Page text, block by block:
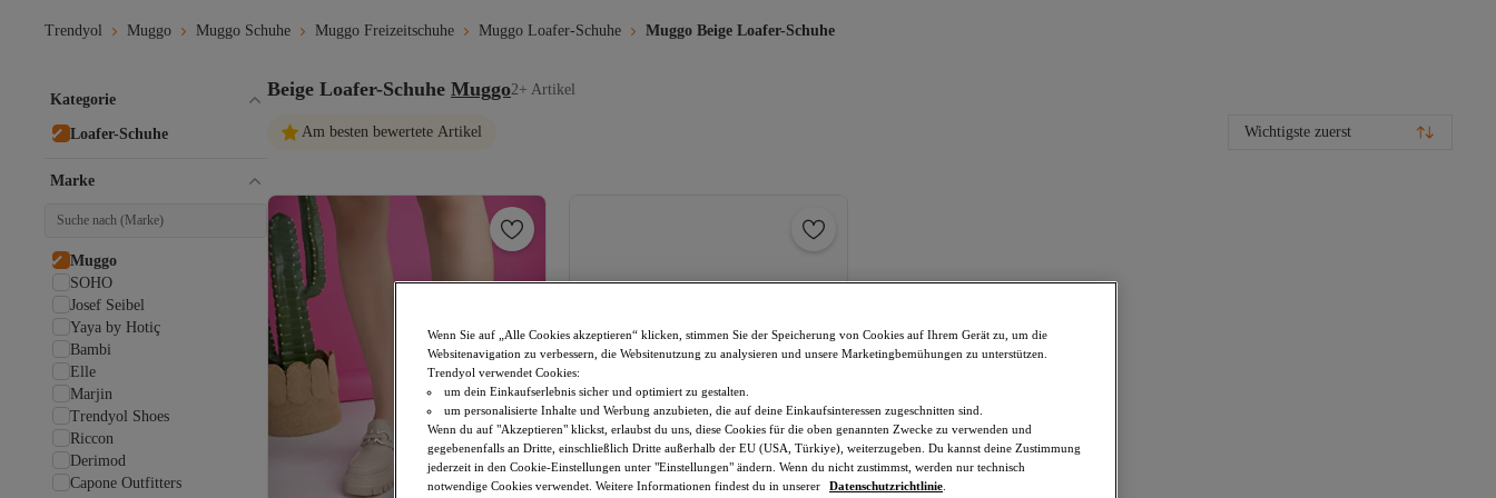
Trendyol Muggo Muggo Schuhe Muggo Freizeitschuhe Muggo Loafer-Schuhe Muggo Beige Loafer-Schuhe
Beige Loafer-Schuhe Muggo2+ Artikel
Am besten bewertete Artikel Wichtigste zuerst
Kategorie
Loafer-Schuhe
Marke
Muggo
SOHO
Josef Seibel
Yaya by Hotiç
Bambi
Elle
Marjin
Trendyol Shoes
Riccon
Derimod
Capone Outfitters
Wenn Sie auf „Alle Cookies akzeptieren“ klicken, stimmen Sie der Speicherung von Cookies auf Ihrem Gerät zu, um die
Websitenavigation zu verbessern, die Websitenutzung zu analysieren und unsere Marketingbemühungen zu unterstützen.
Trendyol verwendet Cookies:
um dein Einkaufserlebnis sicher und optimiert zu gestalten.
um personalisierte Inhalte und Werbung anzubieten, die auf deine Einkaufsinteressen zugeschnitten sind.
Wenn du auf "Akzeptieren" klickst, erlaubst du uns, diese Cookies für die oben genannten Zwecke zu verwenden und
gegebenenfalls an Dritte, einschließlich Dritte außerhalb der EU (USA, Türkiye), weiterzugeben. Du kannst deine Zustimmung
jederzeit in den Cookie-Einstellungen unter "Einstellungen" ändern. Wenn du nicht zustimmst, werden nur technisch
notwendige Cookies verwendet. Weitere Informationen findest du in unserer
Datenschutzrichtlinie